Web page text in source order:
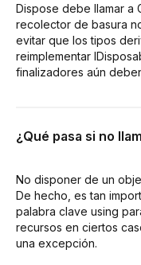
Dispose debe llamar a
recolector de basura
evitar que los tipos
reimplementar
finalizadores aún
¿Qué pasa si no
No disponer de un
De hecho, es tan
palabra clave using
recursos en ciertos
una excepción.